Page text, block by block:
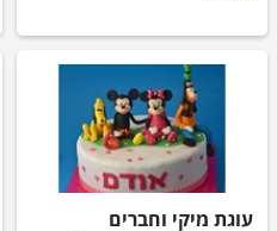
עוגת מיקי וחברים